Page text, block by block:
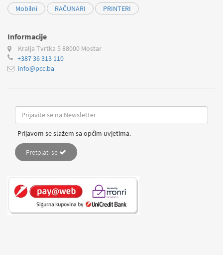
Mobilni
RAČUNARI PRINTERI
Informacije
Kralja Tvrtka 5 88000 Mostar
+387 36 313 110
info@pcc.ba
Prijavom se slažem sa općim uvjetima.
Pretplati se